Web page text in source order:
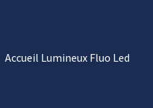
Accueil Lumineux Fluo Led